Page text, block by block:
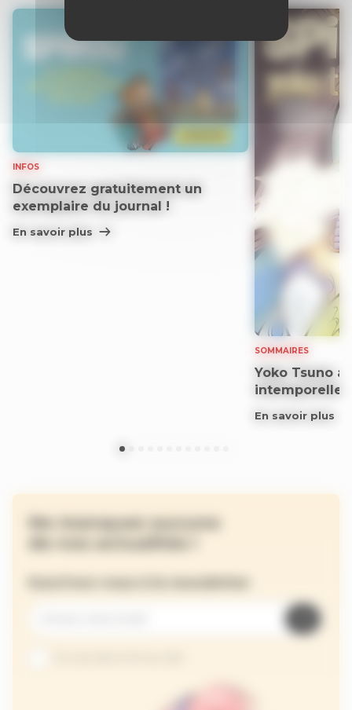
INFOS
Découvrez gratuitement un
exemplaire du journal !
En savoir plus
SOMMAIRES
Yoko Tsuno
intemporelle
En savoir plus
Ne manquez aucune